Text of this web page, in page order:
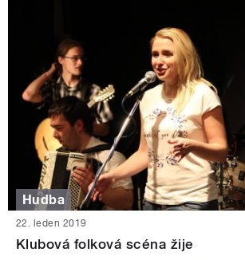
Hudba
22. leden 2019
Klubová folková scéna žije